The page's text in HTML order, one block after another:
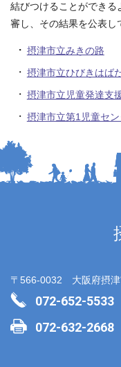
結びつけることができる
審し、その結果を公表し
摂津市立みきの路
摂津市立ひびきはば
摂津市立児童発達支
摂津市立第1児童セ
〒566-0032 大阪府摂津
072-652-5533
072-632-2668